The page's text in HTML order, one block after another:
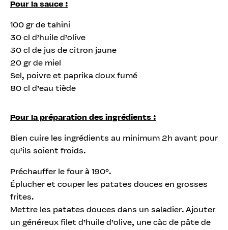
Pour la sauce :
100 gr de tahini
30 cl d’huile d’olive
30 cl de jus de citron jaune
20 gr de miel
Sel, poivre et paprika doux fumé
80 cl d’eau tiède
Pour la préparation des ingrédients :
Bien cuire les ingrédients au minimum 2h avant pour
qu’ils soient froids.
Préchauffer le four à 190°.
Éplucher et couper les patates douces en grosses
frites.
Mettre les patates douces dans un saladier. Ajouter
un généreux filet d’huile d’olive, une càc de pâte de